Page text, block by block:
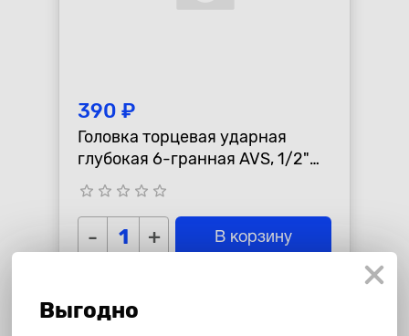
390 ₽
Головка торцевая ударная
глубокая 6-гранная AVS, 1/2"
(19мм), тонкостенная
star_border star_border star_border star_border star_border
- + В корзину
Выгодно